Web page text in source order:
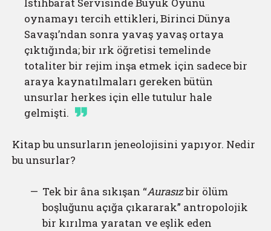
oynamayı tercih ettikleri, Birinci Dünya
Savaşı’ndan sonra yavaş yavaş ortaya
çıktığında; bir ırk öğretisi temelinde
totaliter bir rejim inşa etmek için sadece bir
araya kaynatılmaları gereken bütün
unsurlar herkes için elle tutulur hale
gelmişti.
Kitap bu unsurların jeneolojisini yapıyor. Nedir
bu unsurlar?
Tek bir âna sıkışan “Aurasızbir ölüm
boşluğunu açığa çıkararak” antropolojik
bir kırılma yaratan ve eşlik eden